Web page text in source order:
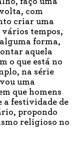
com
criar uma
vários tempos,
forma,
aquela
o que está no
na série
uma
que homens
festividade de
propondo
religioso no